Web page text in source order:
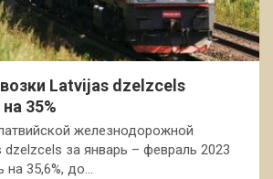
Latvijas dzelzcels
35%
железнодорожной
за январь – февраль 2023
на 35,6%, до…